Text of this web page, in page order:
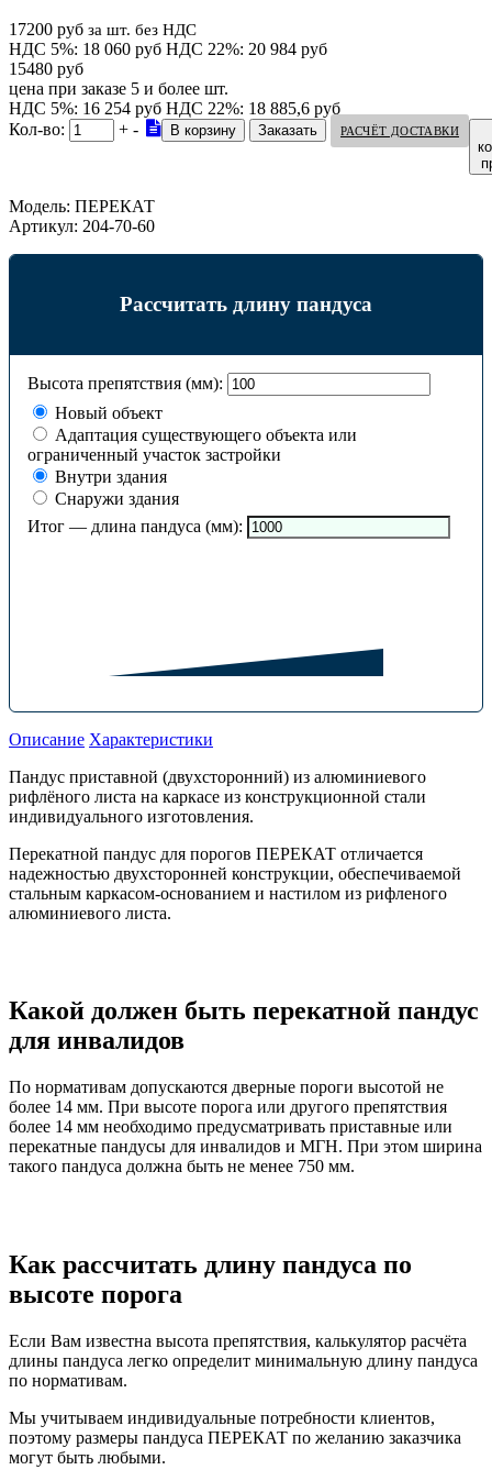
17200 руб за шт. без НДС
НДС 5%: 18 060 руб НДС 22%: 20 984 руб
15480 руб
цена при заказе 5 и более шт.
НДС 5%: 16 254 руб НДС 22%: 18 885,6 руб
Кол-во:
+ - РАСЧЁТ ДОСТАВКИ
Модель: ПЕРЕКАТ
Артикул: 204-70-60
Рассчитать длину пандуса
Высота препятствия (мм):
Новый объект
Адаптация существующего объекта или
ограниченный участок застройки
Внутри здания
Снаружи здания
Итог — длина пандуса (мм):
Описание Характеристики
Пандус приставной (двухсторонний) из алюминиевого
рифлёного листа на каркасе из конструкционной стали
индивидуального изготовления.
Перекатной пандус для порогов ПЕРЕКАТ отличается
надежностью двухсторонней конструкции, обеспечиваемой
стальным каркасом-основанием и настилом из рифленого
алюминиевого листа.
Какой должен быть перекатной пандус
для инвалидов
По нормативам допускаются дверные пороги высотой не
более 14 мм. При высоте порога или другого препятствия
более 14 мм необходимо предусматривать приставные или
перекатные пандусы для инвалидов и МГН. При этом ширина
такого пандуса должна быть не менее 750 мм.
Как рассчитать длину пандуса по
высоте порога
Если Вам известна высота препятствия, калькулятор расчёта
длины пандуса легко определит минимальную длину пандуса
по нормативам.
Мы учитываем индивидуальные потребности клиентов,
поэтому размеры пандуса ПЕРЕКАТ по желанию заказчика
могут быть любыми.